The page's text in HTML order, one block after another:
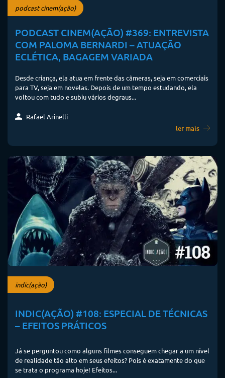
podcast cinem(ação)
PODCAST CINEM(AÇÃO) #369: ENTREVISTA
COM PALOMA BERNARDI – ATUAÇÃO
ECLÉTICA, BAGAGEM VARIADA
Desde criança, ela atua em frente das câmeras, seja em comerciais
para TV, seja em novelas. Depois de um tempo estudando, ela
voltou com tudo e subiu vários degraus...
Rafael Arinelli
ler mais
indic(ação)
INDIC(AÇÃO) #108: ESPECIAL DE TÉCNICAS
– EFEITOS PRÁTICOS
Já se perguntou como alguns filmes conseguem chegar a um nível
de realidade tão alto em seus efeitos? Pois é exatamente do que
se trata o programa hoje! Efeitos...